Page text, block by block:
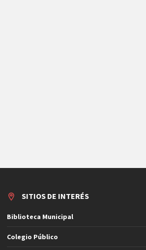
SITIOS DE INTERÉS
Biblioteca Municipal
Colegio Público